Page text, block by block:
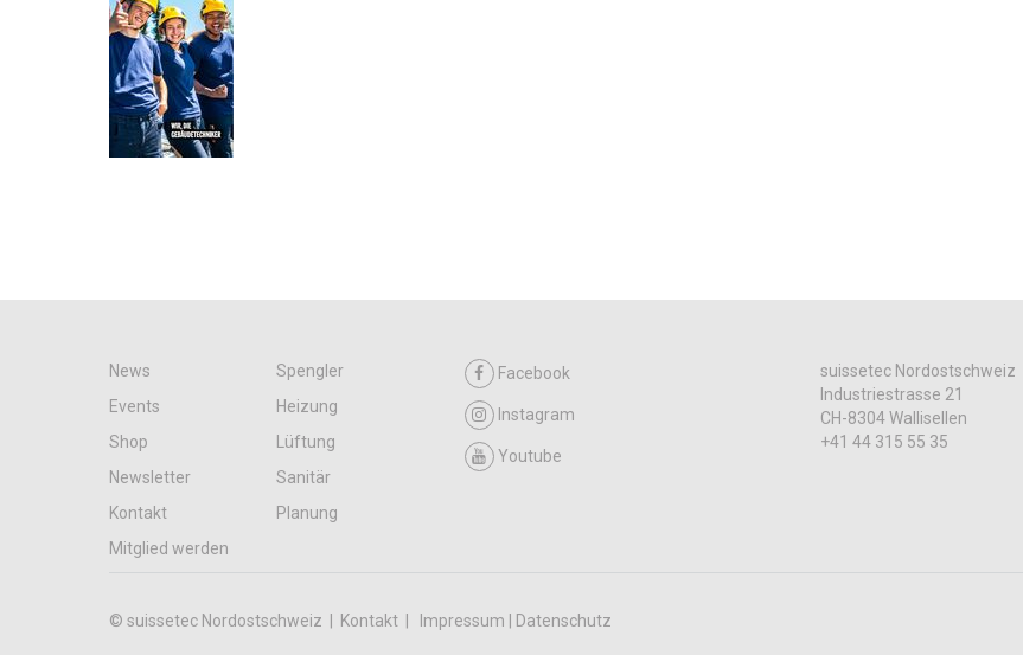
News
Spengler
Events
Heizung
Shop
Lüftung
Newsletter
Sanitär
Kontakt
Planung
Mitglied werden
Facebook
Instagram
Youtube
suissetec Nordostschweiz
Industriestrasse 21
CH-8304 Wallisellen
+41 44 315 55 35
© suissetec Nordostschweiz | Kontakt Impressum | Datenschutz